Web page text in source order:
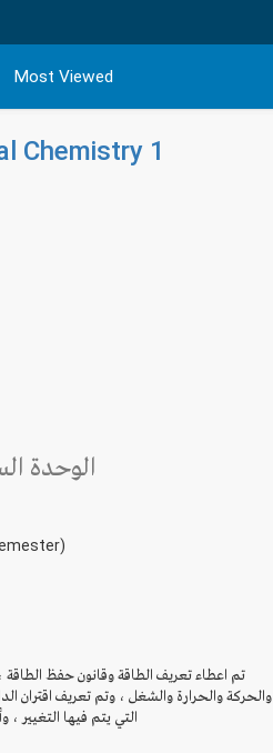
Most Viewed
Chemistry 1
الوحدة
تم اعطاء تعريف الطاقة وقانون حفظ الطاقة
والحركة والحرارة والشغل ، وتم تعريف اقتران
التي يتم فيها التغيير ،